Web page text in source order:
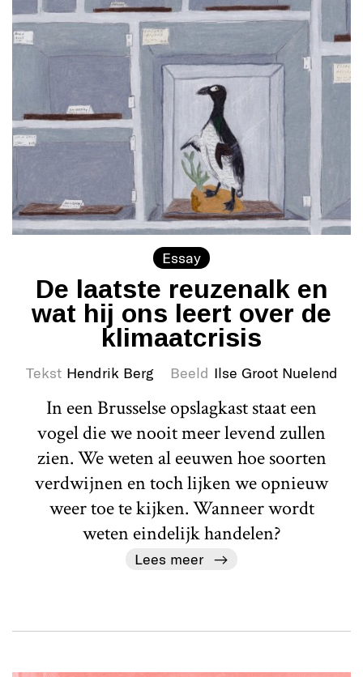
Essay
De laatste reuzenalk en
wat hij ons leert over de
klimaatcrisis
Tekst Hendrik Berg Beeld Ilse Groot Nuelend
In een Brusselse opslagkast staat een
vogel die we nooit meer levend zullen
zien. We weten al eeuwen hoe soorten
verdwijnen en toch lijken we opnieuw
weer toe te kijken. Wanneer wordt
weten eindelijk handelen?
Lees meer